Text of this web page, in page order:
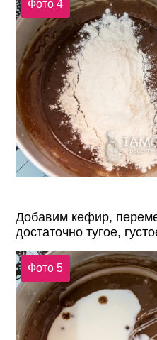
Фото 4
Добавим кефир,
достаточно тугое,
Фото 5